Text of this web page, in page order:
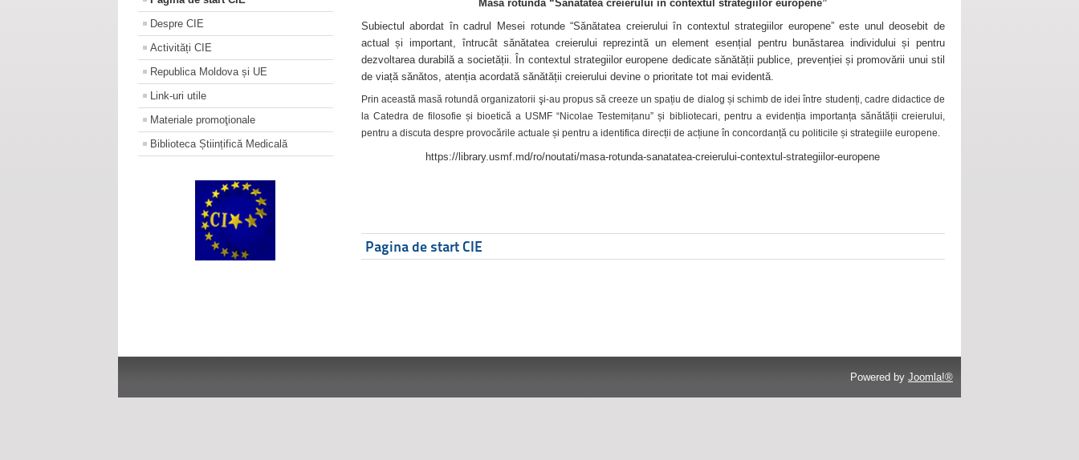
Despre CIE
Activități CIE
Republica Moldova și UE
Link-uri utile
Materiale promoţionale
Biblioteca Științifică Medicală
Masa rotundă “Sănătatea creierului în contextul strategiilor europene”
Subiectul abordat în cadrul Mesei rotunde “Sănătatea creierului în contextul strategiilor europene” este unul deosebit de
actual și important, întrucât sănătatea creierului reprezintă un element esențial pentru bunăstarea individului și pentru
dezvoltarea durabilă a societății. În contextul strategiilor europene dedicate sănătății publice, prevenției și promovării unui stil
de viață sănătos, atenția acordată sănătății creierului devine o prioritate tot mai evidentă.
Prin această masă rotundă organizatorii şi-au propus să creeze un spațiu de dialog și schimb de idei între studenți, cadre didactice de
la Catedra de filosofie și bioetică a USMF “Nicolae Testemițanu” și bibliotecari, pentru a evidenția importanța sănătății creierului,
pentru a discuta despre provocările actuale și pentru a identifica direcții de acțiune în concordanță cu politicile și strategiile europene.
https://library.usmf.md/ro/noutati/masa-rotunda-sanatatea-creierului-contextul-strategiilor-europene
Pagina de start CIE
Powered by Joomla!®